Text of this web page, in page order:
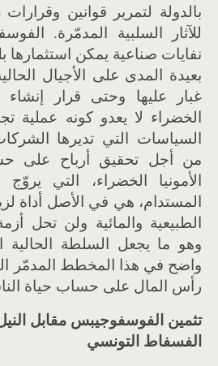
بالدولة لتمرير قوانين
للآثار السلبية المدمّرة.
نفايات صناعية يمكن
بعيدة المدى على الأجيال
غبار عليها وحتى قرار إنشاء
الخضراء لا يعدو كونه عملية
السياسات التي تديرها
من أجل تحقيق أرباح على
الأمونيا الخضراء، التي
المستدام، هي في الأصل أداة
الطبيعية والمائية ولن تحل
وهو ما يجعل السلطة الحالية
واضح في هذا المخطط المدمّر
رأس المال على حساب حياة
تثمين الفوسفوجيبس مقابل
الفسفاط التونسي